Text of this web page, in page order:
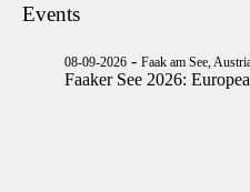
Events
08-09-2026 - Faak am See,
Faaker See 2026: